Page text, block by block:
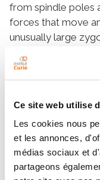
Ce site web utilise
Les cookies nous
et les annonces,
médias sociaux et
partageons
from spindle poles
forces that move
unusually large
appear to float in
mechanics of
sea urchin
cytoplasm can
forces that move
similar size, back
forces hold